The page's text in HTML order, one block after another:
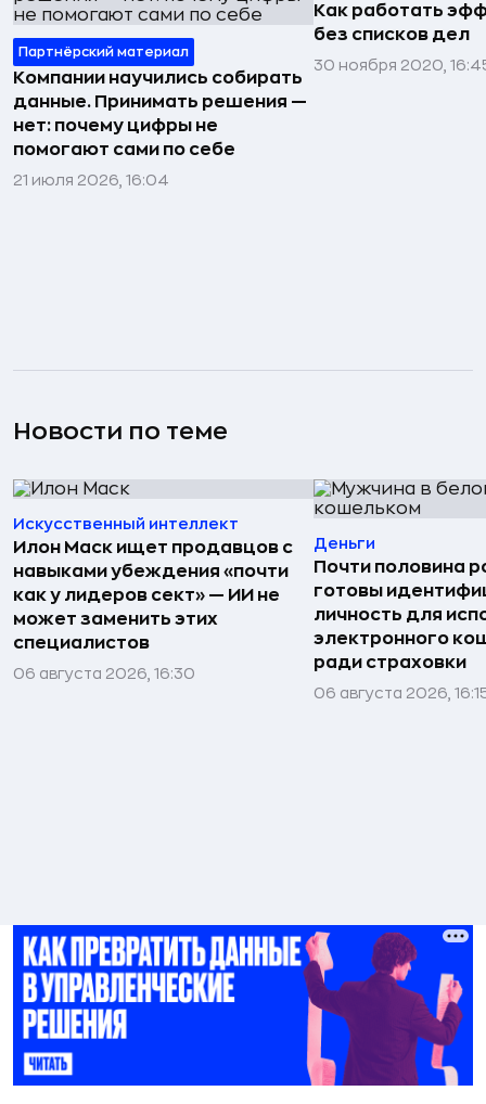
Партнёрский материал
Компании научились собирать
данные. Принимать решения —
нет: почему цифры не
помогают сами по себе
21 июля 2026, 16:04
Как работать
без списков дел
30 ноября 2020,
Новости по теме
Искусственный интеллект
Илон Маск ищет продавцов с
навыками убеждения «почти
как у лидеров сект» — ИИ не
может заменить этих
специалистов
06 августа 2026, 16:30
Деньги
Почти половина
готовы
личность для
электронного
ради страховки
06 августа 2026,